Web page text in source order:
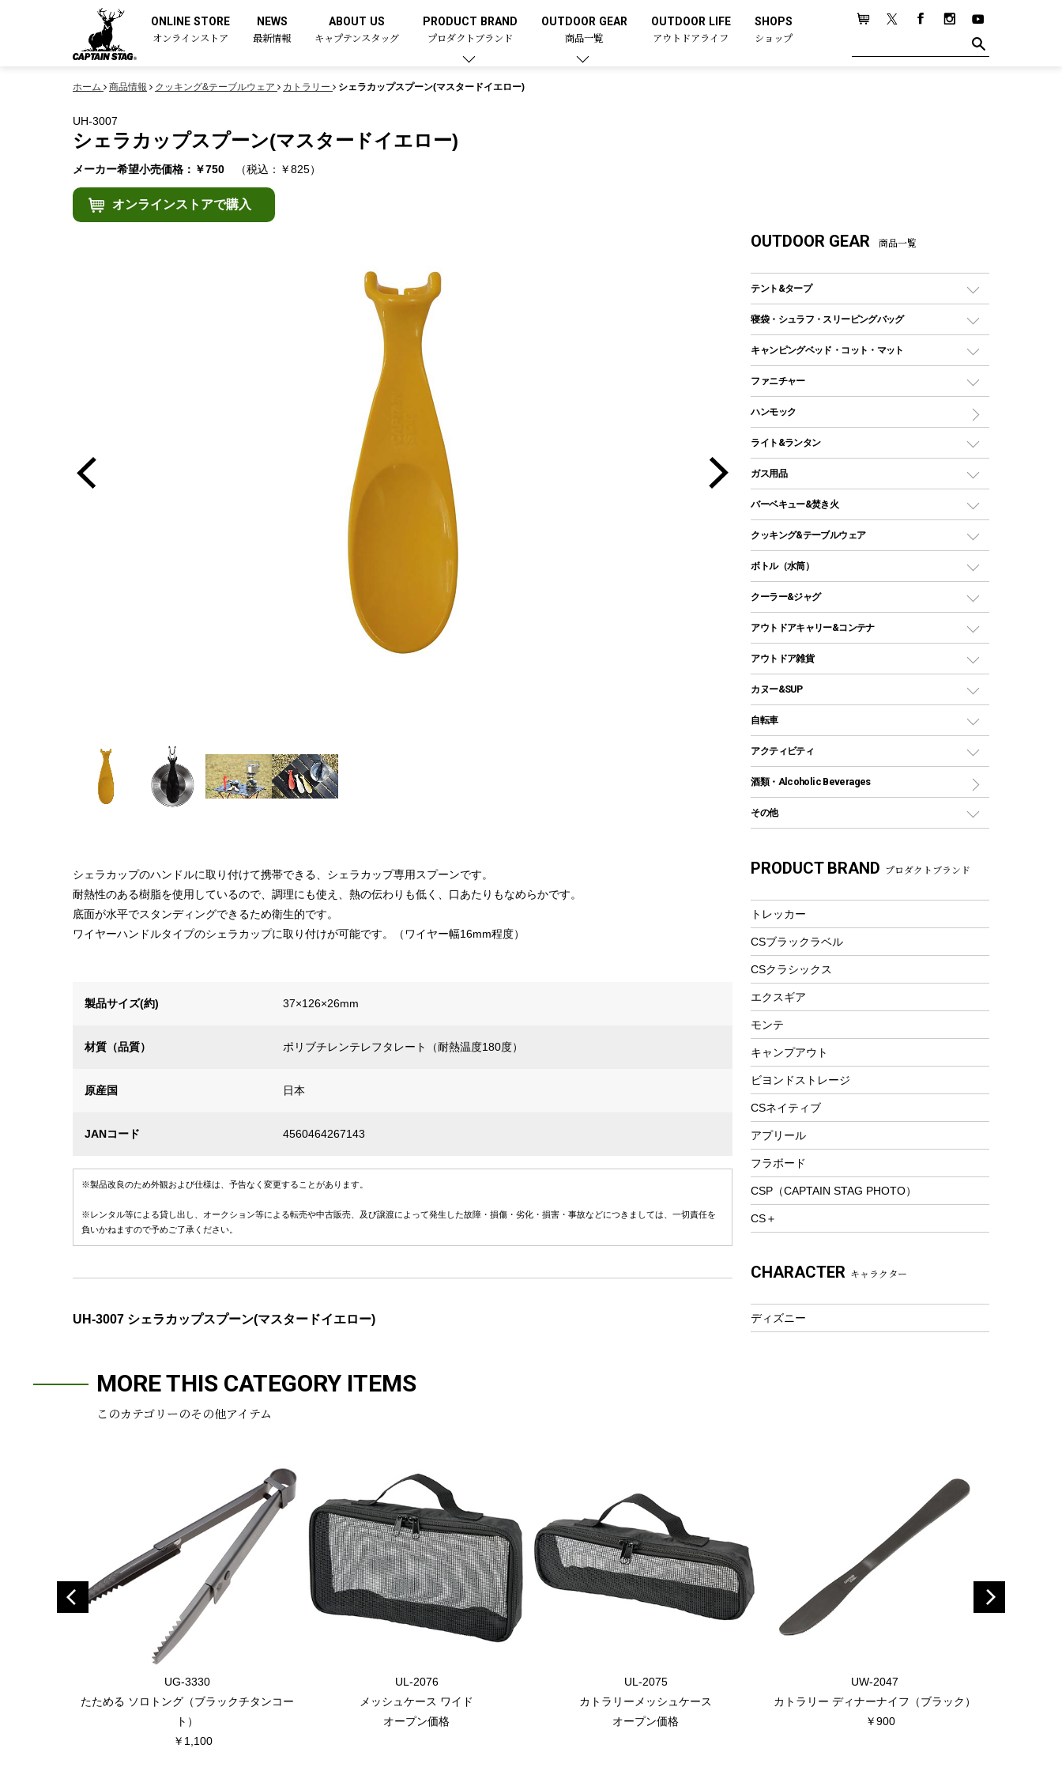
ONLINE STORE
オンラインストア
NEWS
最新情報
ABOUT US
キャプテンスタッグ
PRODUCT BRAND
プロダクトブランド
OUTDOOR GEAR
商品一覧
OUTDOOR LIFE
アウトドアライフ
SHOPS
ショップ
ホーム 商品情報 クッキング&テーブルウェア カトラリー シェラカップスプーン(マスタードイエロー)
UH-3007
シェラカップスプーン(マスタードイエロー)
メーカー希望小売価格：￥750 （税込：￥825）
オンラインストアで購入
シェラカップのハンドルに取り付けて携帯できる、シェラカップ専用スプーンです。
耐熱性のある樹脂を使用しているので、調理にも使え、熱の伝わりも低く、口あたりもなめらかです。
底面が水平でスタンディングできるため衛生的です。
ワイヤーハンドルタイプのシェラカップに取り付けが可能です。（ワイヤー幅16mm程度）
製品サイズ(約) 37×126×26mm
材質（品質） ポリブチレンテレフタレート（耐熱温度180度）
原産国 日本
JANコード 4560464267143
※製品改良のため外観および仕様は、予告なく変更することがあります。
※レンタル等による貸し出し、オークション等による転売や中古販売、及び譲渡によって発生した故障・損傷・劣化・損害・事故などにつきましては、一切責任を
負いかねますので予めご了承ください。
UH-3007 シェラカップスプーン(マスタードイエロー)
OUTDOOR GEAR 商品一覧
テント&タープ
テント
ツールームテント
ワンポールテント
シェルターテント
ロッジ型・オリジナルテント
タープ
スクエアタープ（レクタタープ）
メッシュタープ
自立式タープ
パラソル
テントアクセサリー
ペグ
グランドシート
ガイドロープ
ツール
寝袋・シュラフ・スリーピングバッグ
レクタングラー型（封筒型）シュラフ
インナーシュラフ
キャンピングベッド・コット・マット
キャンピングベッド・コット
インフレータブルマット
ファニチャー
アウトドアテーブル
レジャーシート
ハンモック
ライト&ランタン
LEDランタン
ガスランタン
オイルランタン
LEDライト
ヘッドライト
キャンドル
ガス用品
ガスバーナー
ガス缶
ガストーチ、ライター
バーベキュー&焚き火
バーベキューコンロ、グリル
焚き火台タイプ（ロースタイル）グリル
卓上タイプグリル
パーティータイプグリル
鉄板、アミ
焚き火台&ストーブ
火起こし
バーベキューツール
燃料・着火剤・炭
クッキング&テーブルウェア
ダッチオーブン
ホットサンドメーカー
クッカーセット
シェラカップ
クッキングツール
ナイフ
カトラリー
マグカップ、カップ
フードボトル
コーヒー&ミル
トレー
ランチョンマット
ランチボックス
ピクニックセット
ボトル（水筒）
ステンレスボトル
コップ付きタイプ
ワンタッチタイプ
プラスチックボトル
ディズニーボトル
クーラー&ジャグ
クーラーボックス
クーラーバッグ
ウォータージャグ
保冷剤
アウトドアキャリー&コンテナ
アウトドアキャリー
アウトドア雑貨
バックパック&バッグ
リュック、バックパック
トートバッグ、サコッシュ
ショッピングキャリー
その他アウトドア雑貨
レイン
ツール、他
カヌー&SUP
インフレータブル
カヤック
パドル
ヘルメット
アクセサリー
自転車
折りたたみ自転車
スポーツサイクル
シティサイクル
自転車用アクセサリー
自転車ウェア
アクティビティ
マリン
ラッシュガード
テント
フローティングベスト
ヘルメット
エアーポンプ
ウィンター
防寒ウェア
ツール&アクセサリー
トレッキング
トレッキングステッキ
トレッキングアクセサリー
プレイグッズ
ウェルネス
フィットネス
アクセサリー
酒類・Alcoholic Beverages
その他
湯たんぽ
PRODUCT BRAND プロダクトブランド
トレッカー
CSブラックラベル
CSクラシックス
エクスギア
モンテ
キャンプアウト
ビヨンドストレージ
CSネイティブ
アプリール
フラボード
CSP（CAPTAIN STAG PHOTO）
CS＋
CHARACTER キャラクター
ディズニー
MORE THIS CATEGORY ITEMS
このカテゴリーのその他アイテム
UG-3330
たためる ソロトング（ブラックチタンコー
ト）
￥1,100
UL-2076
メッシュケース ワイド
オープン価格
UL-2075
カトラリーメッシュケース
オープン価格
UW-2047
カトラリー ディナーナイフ（ブラック）
￥900